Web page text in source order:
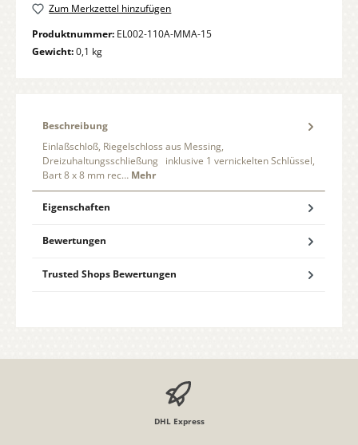
Zum Merkzettel hinzufügen
Produktnummer: EL002-110A-MMA-15
Gewicht:0,1 kg
Beschreibung
Einlaßschloß, Riegelschloss aus Messing,
Dreizuhaltungsschließung inklusive 1 vernickelten Schlüssel,
Bart 8 x 8 mm rec… Mehr
Eigenschaften
Bewertungen
Trusted Shops Bewertungen
DHL Express